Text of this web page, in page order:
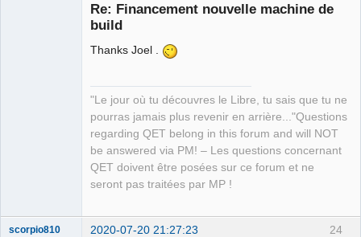
Re: Financement nouvelle machine de
build
Thanks Joel .
"Le jour où tu découvres le Libre, tu sais que tu ne
pourras jamais plus revenir en arrière..."Questions
regarding QET belong in this forum and will NOT
be answered via PM! – Les questions concernant
QET doivent être posées sur ce forum et ne
seront pas traitées par MP !
24
scorpio810 2020-07-20 21:27:23